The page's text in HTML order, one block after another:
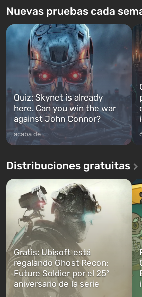
Nuevas pruebas cada
Quiz: Skynet is already
here. Can you win the war
against John Connor?
acaba de
Distribuciones gratuitas
Gratis: Ubisoft está
regalando Ghost Recon:
Future Soldier por el 25º
aniversario de la serie